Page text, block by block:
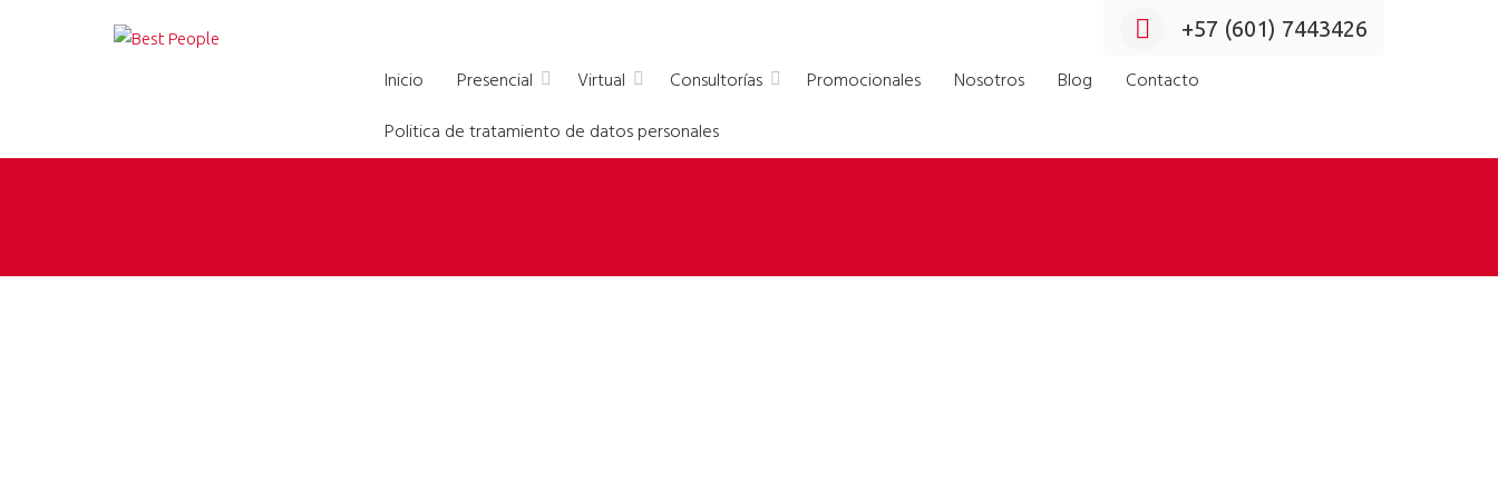
+57 (601) 7443426
Inicio Presencial Virtual Consultorías Promocionales Nosotros Blog
Contacto
Politica de tratamiento de datos personales